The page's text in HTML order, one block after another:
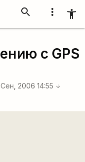
more_vert accessibility_new
search
с GPS
Сен, 2006 14:55 arrow_downward